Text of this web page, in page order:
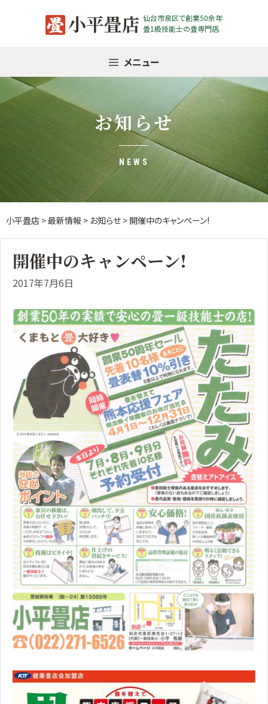
小平畳店 仙台市泉区で創業50余年
畳1級技能士の畳専門店
メニュー
お知らせ
NEWS
小平畳店 >最新情報 > お知らせ > 開催中のキャンペーン!
開催中のキャンペーン!
2017年7月6日